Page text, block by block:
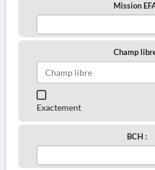
Mission
Champ
Exactement
BCH :